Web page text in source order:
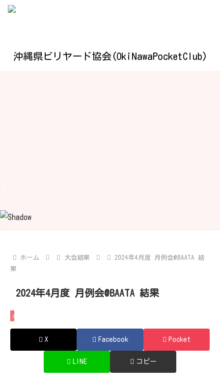
沖縄県ビリヤード協会(OkiNawaPocketClub)
ホーム 大会結果
2024年4月度 月例会@BAATA 結
果
2024年4月度 月例会@BAATA 結果
大会結果
X Facebook Pocket
LINE コピー